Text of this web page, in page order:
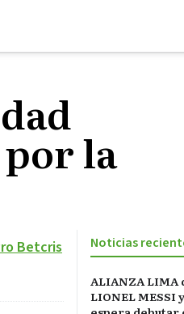
la
Betcris
Noticias
ALIANZA LIMA
LIONEL MESSI